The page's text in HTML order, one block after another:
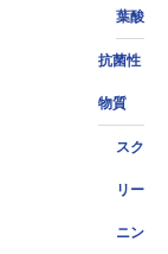
葉酸
抗菌性
物質
スク
リー
ニン